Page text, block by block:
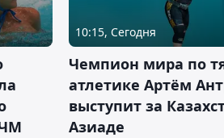
10:15, Сегодня
Чемпион мира по
атлетике Артём
выступит за
Азиаде